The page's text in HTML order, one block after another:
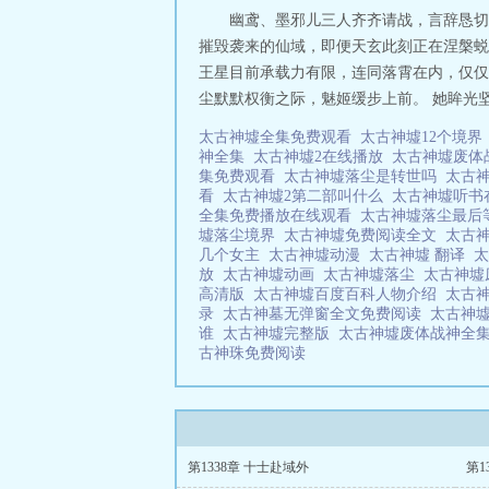
幽鸢、墨邪儿三人齐齐请战，言辞恳
摧毁袭来的仙域，即便天玄此刻正在涅槃
王星目前承载力有限，连同落霄在内，仅
尘默默权衡之际，魅姬缓步上前。 她眸光
太古神墟全集免费观看 太古神墟12个境
神全集 太古神墟2在线播放 太古神墟废
集免费观看 太古神墟落尘是转世吗 太古
看 太古神墟2第二部叫什么 太古神墟听
全集免费播放在线观看 太古神墟落尘最
墟落尘境界 太古神墟免费阅读全文 太古
几个女主 太古神墟动漫 太古神墟 翻译
放 太古神墟动画 太古神墟落尘 太古神
高清版 太古神墟百度百科人物介绍 太古
录 太古神墓无弹窗全文免费阅读 太古神
谁 太古神墟完整版 太古神墟废体战神全
古神珠免费阅读
第1338章 十士赴域外 第